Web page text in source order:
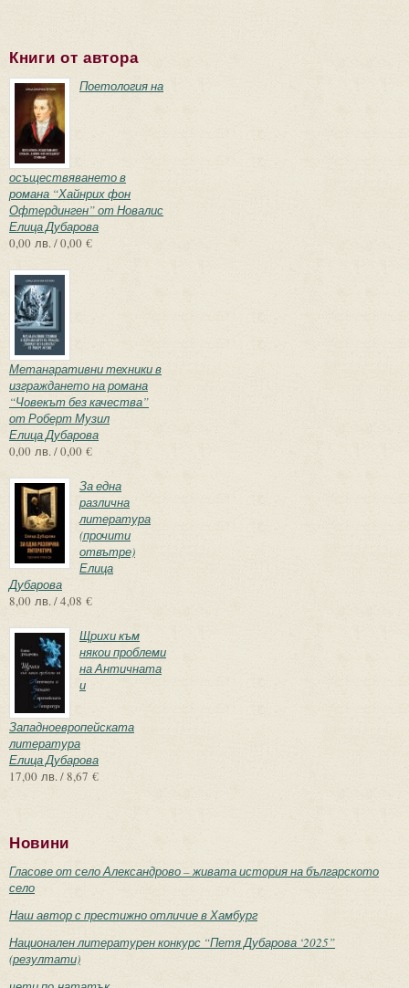
Книги от автора
Поетология на
осъществяването в
романа “Хайнрих фон
Офтердинген” от Новалис
Елица Дубарова
0,00 лв. / 0,00 €
Метанаративни техники в
изграждането на романа
“Човекът без качества”
от Роберт Музил
Елица Дубарова
0,00 лв. / 0,00 €
За една
различна
литература
(прочити
отвътре)
Елица
Дубарова
8,00 лв. / 4,08 €
Щрихи към
някои проблеми
на Античната
и
Западноевропейската
литература
Елица Дубарова
17,00 лв. / 8,67 €
Новини
Гласове от село Александрово – живата история на българското
село
Наш автор с престижно отличие в Хамбург
Национален литературен конкурс “Петя Дубарова ‘2025”
(резултати)